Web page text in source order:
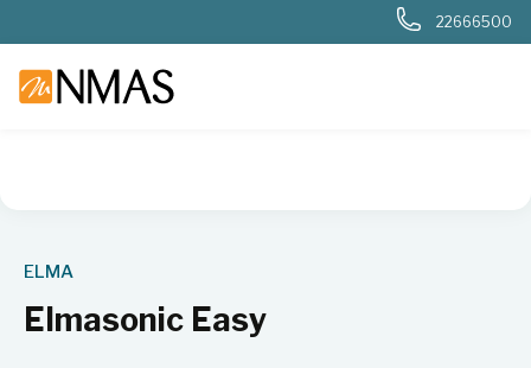
22666500
ELMA
Elmasonic Easy